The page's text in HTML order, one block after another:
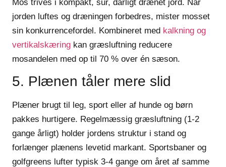
Mos trives i kompakt, sur, dårligt drænet jord. Når
jorden luftes og dræningen forbedres, mister mosset
sin konkurrencefordel. Kombineret med kalkning og
vertikalskæring kan græsluftning reducere
mosandelen med op til 70 % over én sæson.
5. Plænen tåler mere slid
Plæner brugt til leg, sport eller af hunde og børn
pakkes hurtigere. Regelmæssig græsluftning (1-2
gange årligt) holder jordens struktur i stand og
forlænger plænens levetid markant. Sportsbaner og
golfgreens lufter typisk 3-4 gange om året af samme